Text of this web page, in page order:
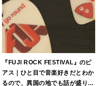
『FUJI ROCK FESTIVAL』のピ
アス｜ひと目で音楽好きだとわか
るので、異国の地でも話が盛り上